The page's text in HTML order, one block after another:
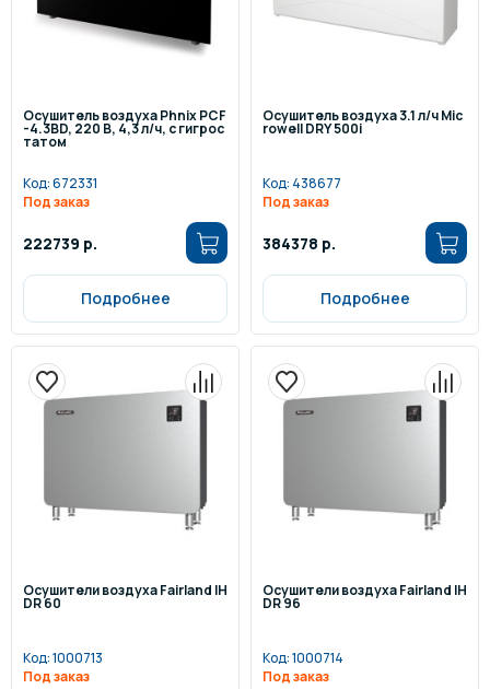
Осушитель воздуха Phnix PCF
-4.3BD, 220 В, 4,3 л/ч, с гигрос
татом
Код:672331
Под заказ
222739 р.
Подробнее
Осушитель воздуха 3.1 л/ч Mic
rowell DRY 500i
Код: 438677
Под заказ
384378 р.
Подробнее
Осушители воздуха Fairland IH
DR 60
Код:1000713
Под заказ
Осушители воздуха Fairland IH
DR 96
Код:1000714
Под заказ